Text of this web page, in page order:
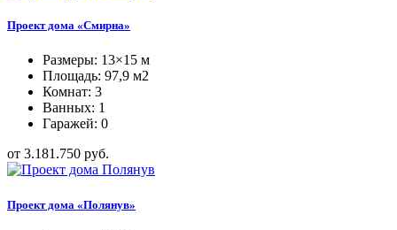
Проект дома «Смирна»
Размеры: 13×15 м
Площадь: 97,9 м2
Комнат: 3
Ванных: 1
Гаражей: 0
от 3.181.750 руб.
Проект дома «Полянув»